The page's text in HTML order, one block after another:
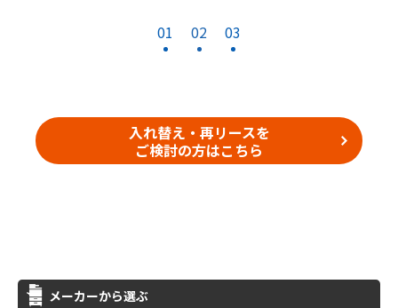
01 02 03
入れ替え・再リースを
ご検討の方はこちら
メーカーから選ぶ